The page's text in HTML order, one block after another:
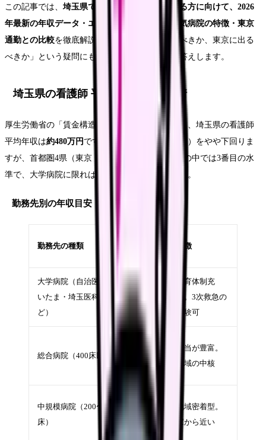
この記事では、 埼玉県で看護師転職を考えている方に向けて、2026
年最新の年収データ・エリア別の求人傾向・人気病院の特徴・東京
通勤との比較を徹底解説します。「埼玉で働くべきか、東京に出る
べきか」という疑問にも、データに基づいてお答えします。
埼玉県の看護師 平均年収と給与事情
厚生労働省の「賃金構造基本統計調査」によると、埼玉県の看護師
平均年収は約480万円 です。全国平均（約508万円）をやや下回りま
すが、首都圏4県（東京・神奈川・埼玉・千葉）の中では3番目の水
準で、大学病院に限れば500〜550万円に達します。
勤務先別の年収目安
勤務先の種類 特徴
大学病院（自治医大さ
いたま・埼玉医科大な
ど）
円
教育体制充
実。3次救急の
経験可
総合病院（400床以上）
460〜
530万
手当が豊富。
地域の中核
中規模病院（200〜399
床）
430〜
490万
地域密着型。
家から近い